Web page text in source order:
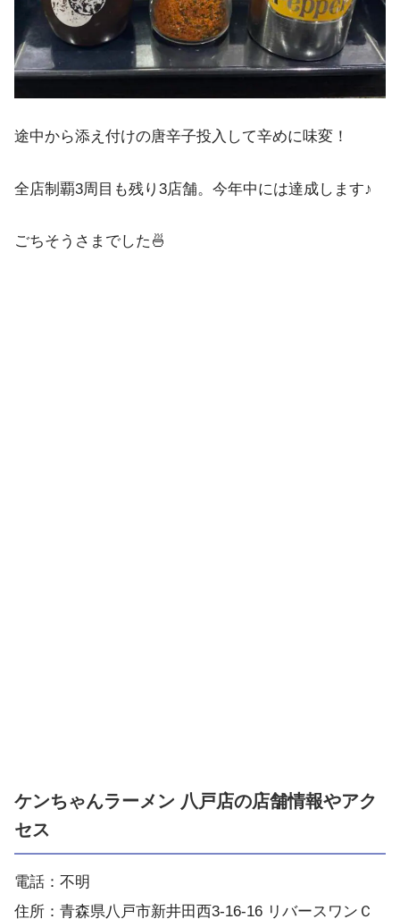
途中から添え付けの唐辛子投入して辛めに味変！
全店制覇3周目も残り3店舗。今年中には達成します♪
ごちそうさまでした🍜
ケンちゃんラーメン 八戸店の店舗情報やアク
セス
電話：不明
住所：青森県八戸市新井田西3-16-16 リバースワンＣ